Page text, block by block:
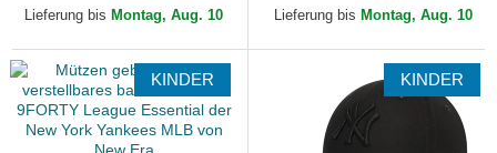
York Yankees MLB von...
Lieferung bis Montag, Aug. 10
der New York Yankees...
Lieferung bis Montag, Aug. 10
KINDER KINDER